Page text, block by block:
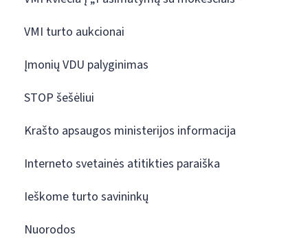
VMI turto aukcionai
Įmonių VDU palyginimas
STOP šešėliui
Krašto apsaugos ministerijos informacija
Interneto svetainės atitikties paraiška
Ieškome turto savininkų
Nuorodos